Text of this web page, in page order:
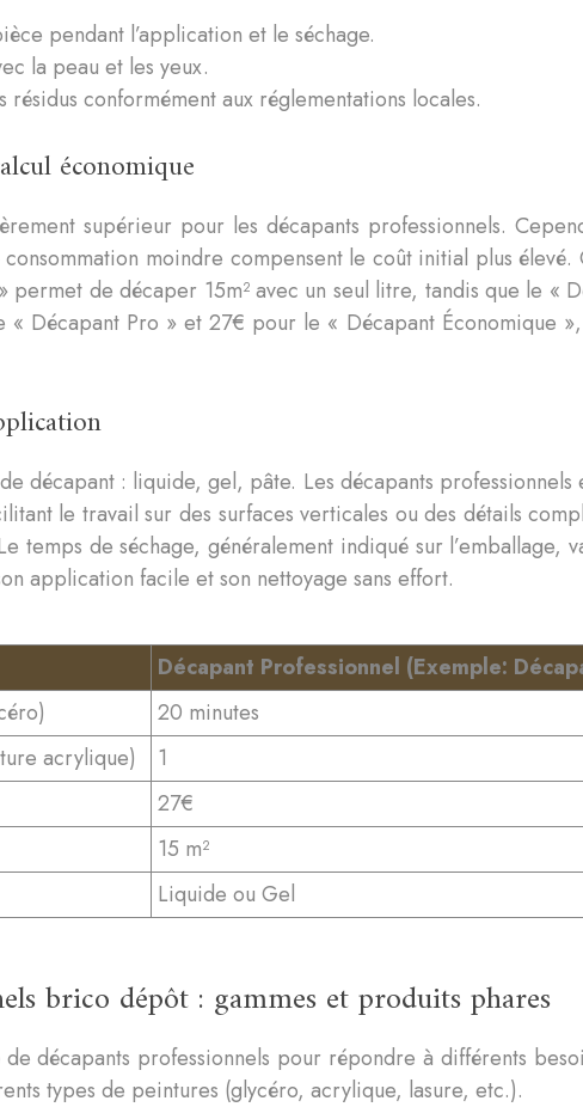
pendant l’application et le séchage.
la peau et les yeux.
résidus conformément aux réglementations locales.
économique
supérieur pour les décapants professionnels.
moindre compensent le coût initial plus
de décaper 15m² avec un seul litre, tandis que le «
« Décapant Pro » et 27€ pour le « Décapant Économique
décapant : liquide, gel, pâte. Les décapants
le travail sur des surfaces verticales ou des détails
temps de séchage, généralement indiqué sur
application facile et son nettoyage sans effort.
Décapant Professionnel (Exemple:
20 minutes
acrylique)
1
27€
15 m²
Liquide ou Gel
brico dépôt : gammes et produits phares
décapants professionnels pour répondre à différents
types de peintures (glycéro, acrylique, lasure, etc.).